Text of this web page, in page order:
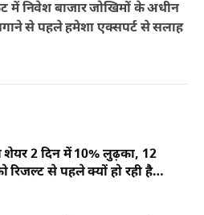
में निवेश बाजार जोखिमों के अधीन
से पहले हमेशा एक्सपर्ट से सलाह
शेयर 2 दिन में 10% लुढ़का, 12
रिजल्ट से पहले क्यों हो रही है